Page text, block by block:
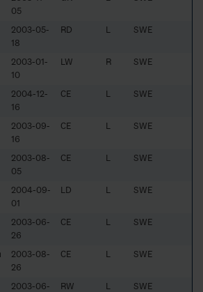
05
2003-05-
18
RD L SWE
2003-01-
10
LW R SWE
2004-12-
16
CE L SWE
2003-09-
16
CE L SWE
2003-08-
05
CE L SWE
2004-09-
01
LD L SWE
2003-06-
26
CE L SWE
2003-08-
26
CE L SWE
2003-06-
RW L SWE